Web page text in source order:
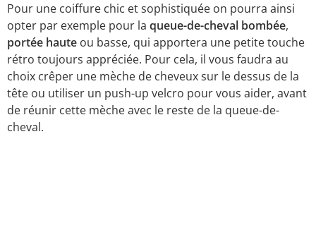
Pour une coiffure chic et sophistiquée on pourra ainsi
opter par exemple pour la queue-de-cheval bombée,
portée haute ou basse, qui apportera une petite touche
rétro toujours appréciée. Pour cela, il vous faudra au
choix crêper une mèche de cheveux sur le dessus de la
tête ou utiliser un push-up velcro pour vous aider, avant
de réunir cette mèche avec le reste de la queue-de-
cheval.